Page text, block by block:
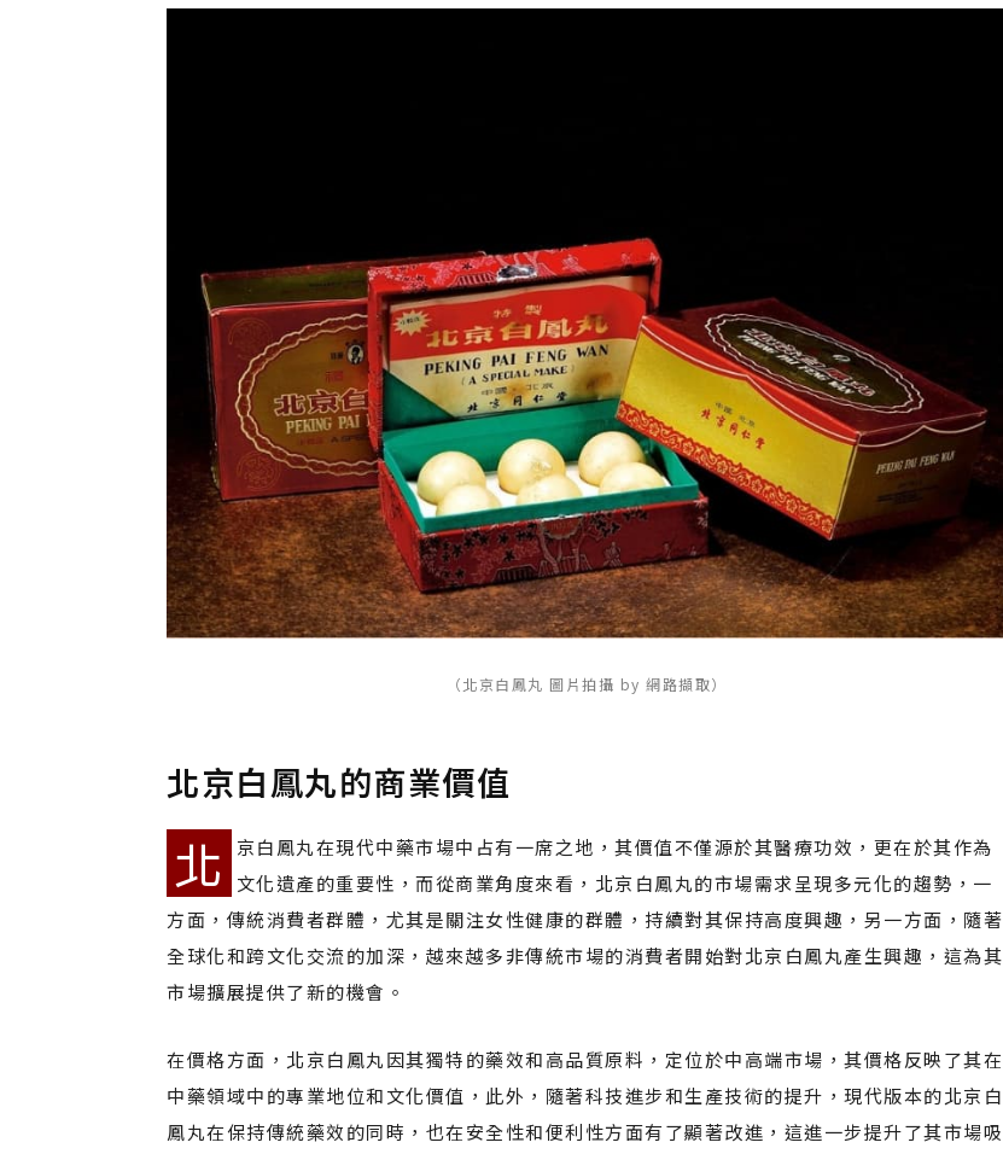
（北京白鳳丸 圖片拍攝 by 網路擷取）
北京白鳳丸的商業價值
北
京白鳳丸在現代中藥市場中占有一席之地，其價值不僅源於其醫療功效，更在於其作為
文化遺產的重要性，而從商業角度來看，北京白鳳丸的市場需求呈現多元化的趨勢，一
方面，傳統消費者群體，尤其是關注女性健康的群體，持續對其保持高度興趣，另一方面，隨著
全球化和跨文化交流的加深，越來越多非傳統市場的消費者開始對北京白鳳丸產生興趣，這為其
市場擴展提供了新的機會。
在價格方面，北京白鳳丸因其獨特的藥效和高品質原料，定位於中高端市場，其價格反映了其在
中藥領域中的專業地位和文化價值，此外，隨著科技進步和生產技術的提升，現代版本的北京白
鳳丸在保持傳統藥效的同時，也在安全性和便利性方面有了顯著改進，這進一步提升了其市場吸